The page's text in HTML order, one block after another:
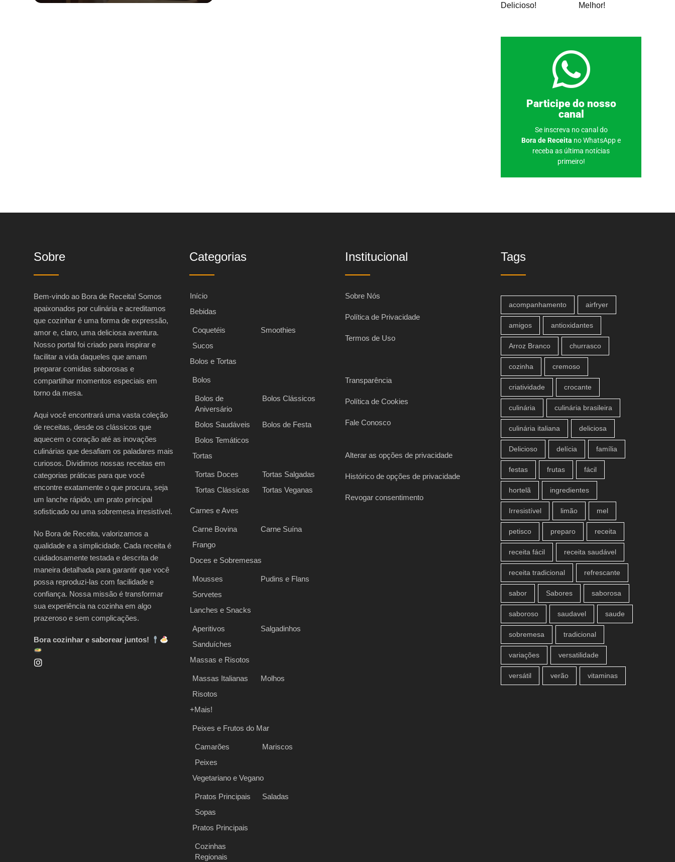
Delicioso!
Melhor!
Participe do nosso
canal
Se inscreva no canal do
Bora de Receita no WhatsApp e
receba as última notícias
primeiro!
Clique aqui
Sobre
Bem-vindo ao Bora de Receita! Somos
apaixonados por culinária e acreditamos
que cozinhar é uma forma de expressão,
amor e, claro, uma deliciosa aventura.
Nosso portal foi criado para inspirar e
facilitar a vida daqueles que amam
preparar comidas saborosas e
compartilhar momentos especiais em
torno da mesa.
Aqui você encontrará uma vasta coleção
de receitas, desde os clássicos que
aquecem o coração até as inovações
culinárias que desafiam os paladares mais
curiosos. Dividimos nossas receitas em
categorias práticas para que você
encontre exatamente o que procura, seja
um lanche rápido, um prato principal
sofisticado ou uma sobremesa irresistível.
No Bora de Receita, valorizamos a
qualidade e a simplicidade. Cada receita é
cuidadosamente testada e descrita de
maneira detalhada para garantir que você
possa reproduzi-las com facilidade e
confiança. Nossa missão é transformar
sua experiência na cozinha em algo
prazeroso e sem complicações.
Bora cozinhar e saborear juntos!
Categorias
Início
Bebidas
Coquetéis
Smoothies
Sucos
Bolos e Tortas
Bolos
Bolos de
Aniversário
Bolos Clássicos
Bolos Saudáveis
Bolos de Festa
Bolos Temáticos
Tortas
Tortas Doces
Tortas Salgadas
Tortas Clássicas
Tortas Veganas
Carnes e Aves
Carne Bovina
Carne Suína
Frango
Doces e Sobremesas
Mousses
Pudins e Flans
Sorvetes
Lanches e Snacks
Aperitivos
Salgadinhos
Sanduíches
Massas e Risotos
Massas Italianas
Molhos
Risotos
+Mais!
Peixes e Frutos do Mar
Camarões
Mariscos
Peixes
Vegetariano e Vegano
Pratos Principais
Saladas
Sopas
Pratos Principais
Cozinhas
Regionais
Institucional
Sobre Nós
Política de Privacidade
Termos de Uso
Transparência
Política de Cookies
Fale Conosco
Alterar as opções de privacidade
Histórico de opções de privacidade
Revogar consentimento
Tags
acompanhamento airfryer
amigos antioxidantes
Arroz Branco churrasco
cozinha cremoso
criatividade crocante
culinária culinária brasileira
culinária italiana deliciosa
Delicioso delícia família
festas frutas fácil
hortelã ingredientes
Irresistível limão mel
petisco preparo receita
receita fácil receita saudável
receita tradicional refrescante
sabor Sabores saborosa
saboroso saudavel saude
sobremesa tradicional
variações versatilidade
versátil verão vitaminas